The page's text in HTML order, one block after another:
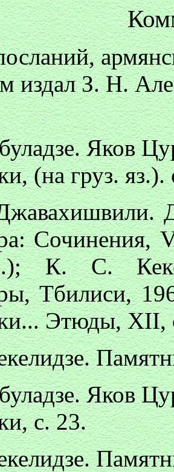
издал З. Н.
Яков
(на груз. яз.).
К. С.
Тбилиси,
Этюды, XII,
Яков
с. 23.